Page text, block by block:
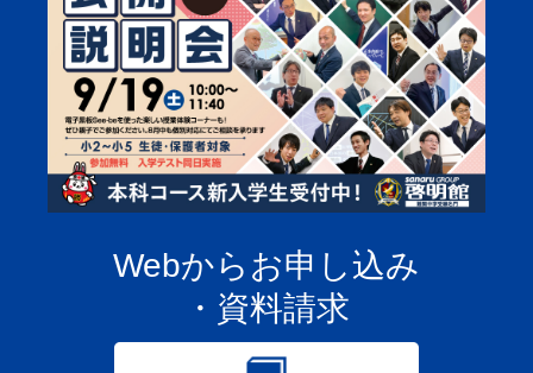
Webからお申し込み
・資料請求